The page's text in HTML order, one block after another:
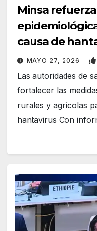
Minsa
causa de
MAYO 27, 2026
Las autoridades de
fortalecer las
rurales y agrícolas
hantavirus Con